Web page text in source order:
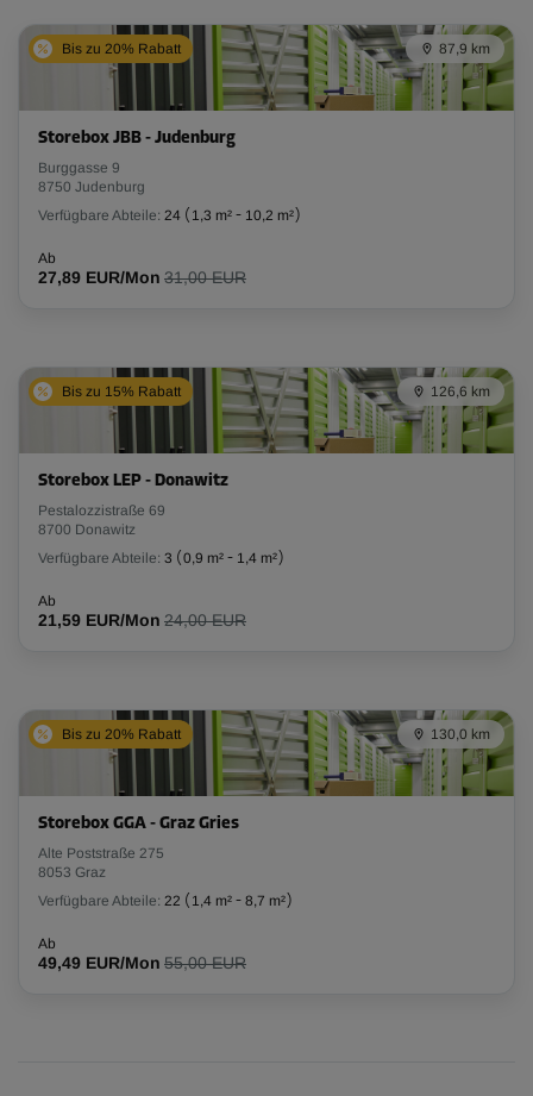
Bis zu 20% Rabatt 87,9 km
Storebox JBB - Judenburg
Burggasse 9
8750 Judenburg
Verfügbare Abteile: 24 ( 1,3 m² - 10,2 m²)
Ab
27,89 EUR/Mon 31,00 EUR
Bis zu 15% Rabatt 126,6 km
Storebox LEP - Donawitz
Pestalozzistraße 69
8700 Donawitz
Verfügbare Abteile: 3 (0,9 m² - 1,4 m²)
Ab
21,59 EUR/Mon 24,00 EUR
Bis zu 20% Rabatt 130,0 km
Storebox GGA - Graz Gries
Alte Poststraße 275
8053 Graz
Verfügbare Abteile: 22 ( 1,4 m² - 8,7 m²)
Ab
49,49 EUR/Mon 55,00 EUR